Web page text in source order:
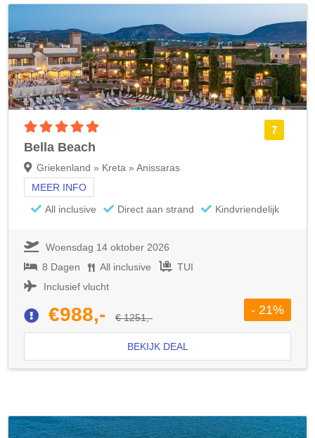
7
Bella Beach
Griekenland » Kreta » Anissaras
MEER INFO
All inclusive
Direct aan strand Kindvriendelijk
Woensdag 14 oktober 2026
8 Dagen
All inclusive
TUI
Inclusief vlucht
€988,- € 1251,-
- 21%
BEKIJK DEAL